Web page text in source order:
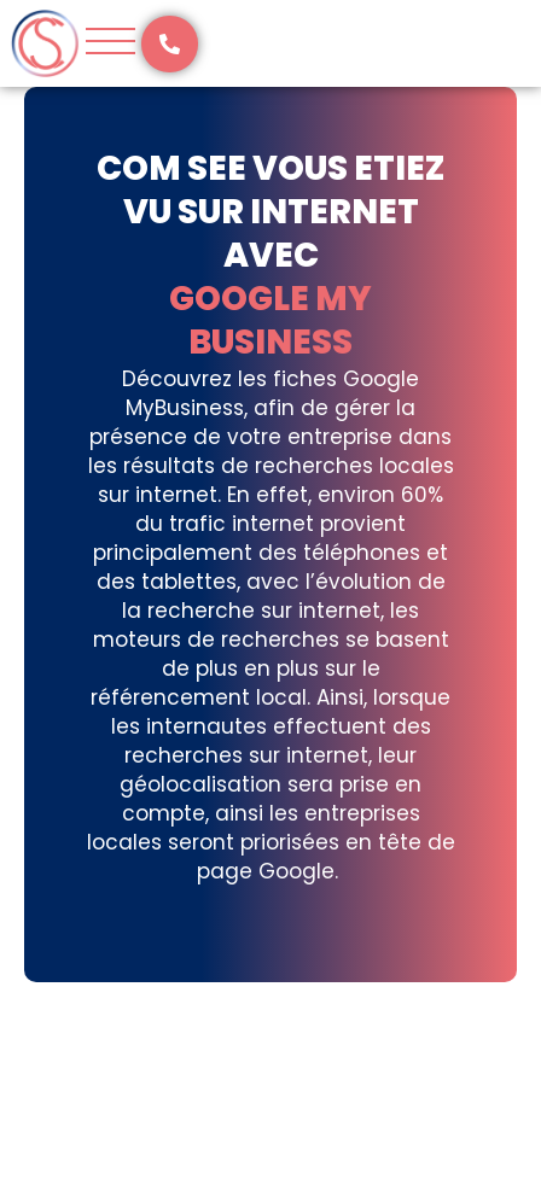
Aller
au
contenu
COM SEE VOUS ETIEZ
VU SUR INTERNET
AVEC
GOOGLE MY
BUSINESS
Découvrez les fiches Google
MyBusiness, afin de gérer la
présence de votre entreprise dans
les résultats de recherches locales
sur internet. En effet, environ 60%
du trafic internet provient
principalement des téléphones et
des tablettes, avec l’évolution de
la recherche sur internet, les
moteurs de recherches se basent
de plus en plus sur le
référencement local. Ainsi, lorsque
les internautes effectuent des
recherches sur internet, leur
géolocalisation sera prise en
compte, ainsi les entreprises
locales seront priorisées en tête de
page Google.